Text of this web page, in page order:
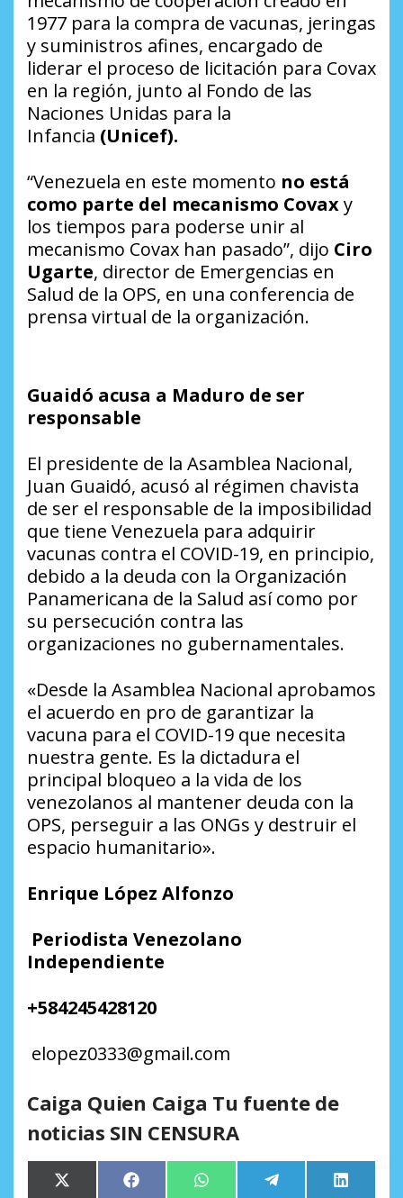
1977 para la compra de vacunas, jeringas
y suministros afines, encargado de
liderar el proceso de licitación para Covax
en la región, junto al Fondo de las
Naciones Unidas para la
Infancia (Unicef).
“Venezuela en este momento no está
como parte del mecanismo Covaxy
los tiempos para poderse unir al
mecanismo Covax han pasado”, dijo Ciro
Ugarte, director de Emergencias en
Salud de la OPS, en una conferencia de
prensa virtual de la organización.
Guaidó acusa a Maduro de ser
responsable
El presidente de la Asamblea Nacional,
Juan Guaidó, acusó al régimen chavista
de ser el responsable de la imposibilidad
que tiene Venezuela para adquirir
vacunas contra el COVID-19, en principio,
debido a la deuda con la Organización
Panamericana de la Salud así como por
su persecución contra las
organizaciones no gubernamentales.
«Desde la Asamblea Nacional aprobamos
el acuerdo en pro de garantizar la
vacuna para el COVID-19 que necesita
nuestra gente. Es la dictadura el
principal bloqueo a la vida de los
venezolanos al mantener deuda con la
OPS, perseguir a las ONGs y destruir el
espacio humanitario».
Enrique López Alfonzo
Periodista Venezolano
Independiente
+584245428120
elopez0333@gmail.com
Caiga Quien Caiga Tu fuente de
noticias SIN CENSURA
Compartir
X Compartir
Facebook Compartir
WhatsApp Compartir
Telegram LinkedIn